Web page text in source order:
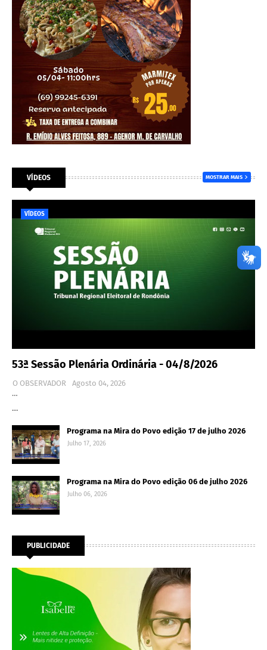
VÍDEOS MOSTRAR MAIS
VÍDEOS
53ª Sessão Plenária Ordinária - 04/8/2026
O OBSERVADOR
Agosto 04, 2026
…
…
Programa na Mira do Povo edição 17 de julho 2026
Julho 17, 2026
Programa na Mira do Povo edição 06 de julho 2026
Julho 06, 2026
PUBLICIDADE